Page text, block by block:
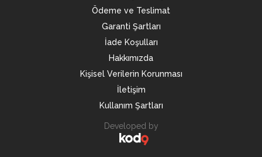
Ödeme ve Teslimat
Garanti Şartları
İade Koşulları
Hakkımızda
Kişisel Verilerin Korunması
İletişim
Kullanım Şartları
Developed by